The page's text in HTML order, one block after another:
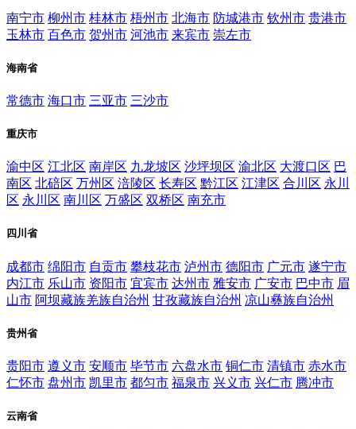
南宁市 柳州市 桂林市 梧州市 北海市 防城港市 钦州市 贵港市
玉林市 百色市 贺州市 河池市 来宾市 崇左市
海南省
常德市 海口市 三亚市 三沙市
重庆市
渝中区 江北区 南岸区 九龙坡区 沙坪坝区 渝北区 大渡口区 巴
南区 北碚区 万州区 涪陵区 长寿区 黔江区 江津区 合川区 永川
区 永川区 南川区 万盛区 双桥区 南充市
四川省
成都市 绵阳市 自贡市 攀枝花市 泸州市 德阳市 广元市 遂宁市
内江市 乐山市 资阳市 宜宾市 达州市 雅安市 广安市 巴中市 眉
山市 阿坝藏族羌族自治州 甘孜藏族自治州 凉山彝族自治州
贵州省
贵阳市 遵义市 安顺市 毕节市 六盘水市 铜仁市 清镇市 赤水市
仁怀市 盘州市 凯里市 都匀市 福泉市 兴义市 兴仁市 腾冲市
云南省